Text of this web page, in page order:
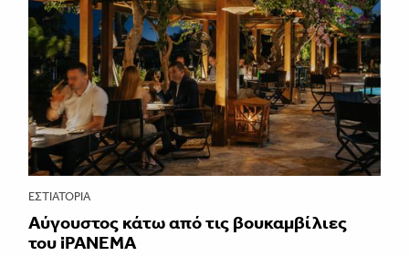
ΕΣΤΙΑΤΌΡΙΑ
Αύγουστος κάτω από τις βουκαμβίλιες
του iPANEMA